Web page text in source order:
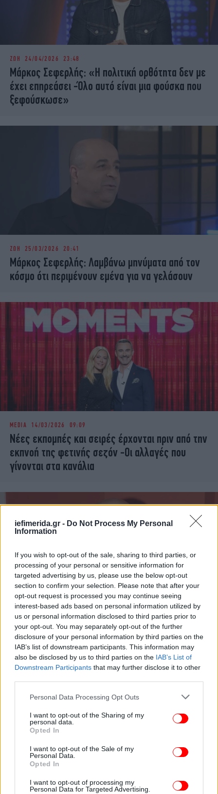
iefimerida.gr - Do Not Process My Personal
Information
If you wish to opt-out of the sale, sharing to third parties, or
processing of your personal or sensitive information for
targeted advertising by us, please use the below opt-out
section to confirm your selection. Please note that after your
opt-out request is processed you may continue seeing
interest-based ads based on personal information utilized by
us or personal information disclosed to third parties prior to
your opt-out. You may separately opt-out of the further
disclosure of your personal information by third parties on the
IAB’s list of downstream participants. This information may
also be disclosed by us to third parties on the IAB’s List of
Downstream Participants that may further disclose it to other
Please note that this website/app uses one or more Google
not limited to your visit or usage behaviour. You may click to
grant or deny consent to Google and its third-party tags to
use your data for below specified purposes in below Google
consent section.
Personal Data Processing Opt Outs
I want to opt-out of the Sharing of my
personal data.
Opted In
I want to opt-out of the Sale of my
Personal Data.
Opted In
I want to opt-out of processing my
Personal Data for Targeted Advertising.
ΖΩΗ 24/04/2026 23:48
Μάρκος Σεφερλής: «Η πολιτική ορθότητα δεν με
έχει επηρεάσει -Όλο αυτό είναι μια φούσκα που
ξεφούσκωσε»
ΖΩΗ 25/03/2026 20:41
Μάρκος Σεφερλής: Λαμβάνω μηνύματα από τον
κόσμο ότι περιμένουν εμένα για να γελάσουν
MEDIA 14/03/2026 09:09
Νέες εκπομπές και σειρές έρχονται πριν από την
εκπνοή της φετινής σεζόν -Οι αλλαγές που
γίνονται στα κανάλια
ΖΩΗ 08/09/2025 23:55
«Ευτυχώς που ξέχασα να μεγαλώσω»: Το
μήνυμα του Μάρκου Σεφερλή για τα 57α
γενέθλιά του